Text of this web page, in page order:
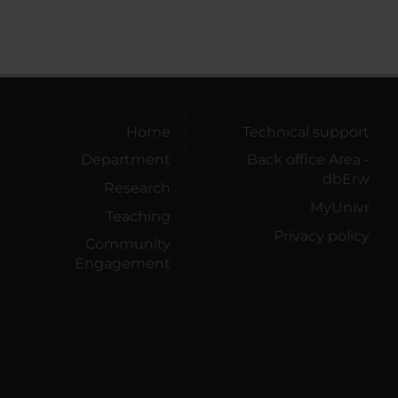
Home
Department
Research
Teaching
Community
Engagement
Technical support
Back office Area -
dbErw
MyUnivr
Privacy policy